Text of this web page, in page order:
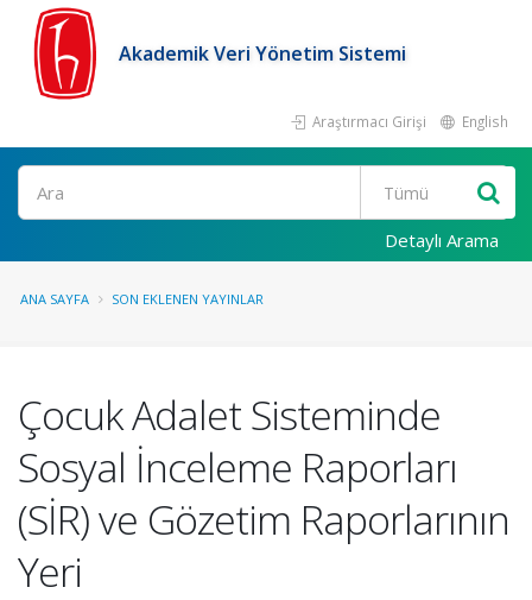
Akademik Veri Yönetim Sistemi
Araştırmacı Girişi English
Ara
Detaylı Arama
ANA SAYFA SON EKLENEN YAYINLAR
Çocuk Adalet Sisteminde
Sosyal İnceleme Raporları
(SİR) ve Gözetim Raporlarının
Yeri